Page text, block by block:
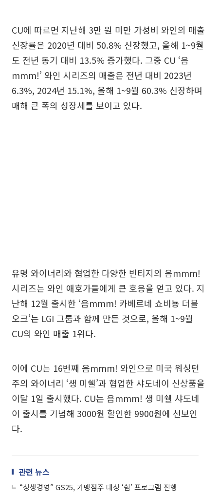
CU에 따르면 지난해 3만 원 미만 가성비 와인의 매출
신장률은 2020년 대비 50.8% 신장했고, 올해 1~9월
도 전년 동기 대비 13.5% 증가했다. 그중 CU ‘음
mmm!’ 와인 시리즈의 매출은 전년 대비 2023년
6.3%, 2024년 15.1%, 올해 1~9월 60.3% 신장하며
매해 큰 폭의 성장세를 보이고 있다.
유명 와이너리와 협업한 다양한 빈티지의 음mmm!
시리즈는 와인 애호가들에게 큰 호응을 얻고 있다. 지
난해 12월 출시한 ‘음mmm! 카베르네 쇼비뇽 더블
오크’는 LGI 그룹과 함께 만든 것으로, 올해 1~9월
CU의 와인 매출 1위다.
이에 CU는 16번째 음mmm! 와인으로 미국 워싱턴
주의 와이너리 ‘생 미쉘’과 협업한 샤도네이 신상품을
이달 1일 출시했다. CU는 음mmm! 생 미쉘 샤도네
이 출시를 기념해 3000원 할인한 9900원에 선보인
다.
관련 뉴스
“상생경영” GS25, 가맹점주 대상 ‘쉼’ 프로그램 진행